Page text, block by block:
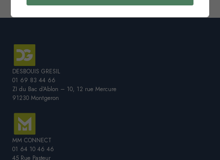
DESBOUIS GRESIL
01 69 83 44 66
ZI du Bac d’Ablon – 10, 12 rue Mercure
91230 Montgeron
MM CONNECT
01 64 10 46 46
45 Rue Pasteur